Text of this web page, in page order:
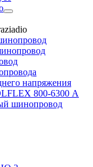
напряжения
800-6300 А
шинопровод